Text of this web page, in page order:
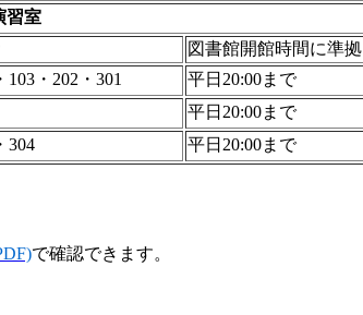
習室
図書館開館時間に準拠
103・202・301
平日20:00まで
平日20:00まで
304 平日20:00まで
で確認できます。